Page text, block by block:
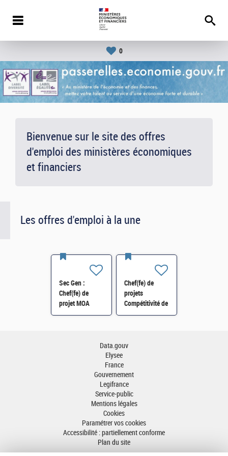
0
Bienvenue sur le site des offres
d'emploi des ministères économiques
et financiers
Les offres d'emploi à la une
Sec Gen :
Chef(fe) de
projet MOA
Innovation
Chef(fe) de
projets
Compétitivité de
l'énergie-SI-
Data.gouv
Elysee
France
Gouvernement
Legifrance
Service-public
Mentions légales
Cookies
Paramétrer vos cookies
Accessibilité : partiellement conforme
Plan du site